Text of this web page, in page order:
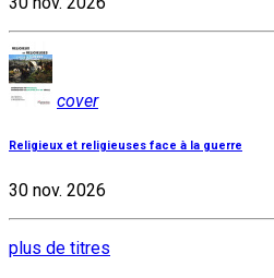
cover
Religieux et religieuses face à la guerre
30 nov. 2026
plus de titres